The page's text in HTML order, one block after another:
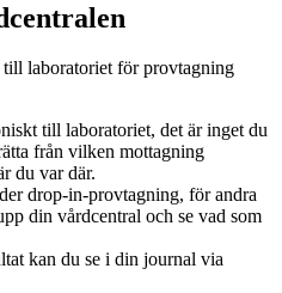
laboratoriet för provtagning
till laboratoriet, det är inget du
från vilken mottagning
du var där.
drop-in-provtagning, för andra
din vårdcentral och se vad som
kan du se i din journal via